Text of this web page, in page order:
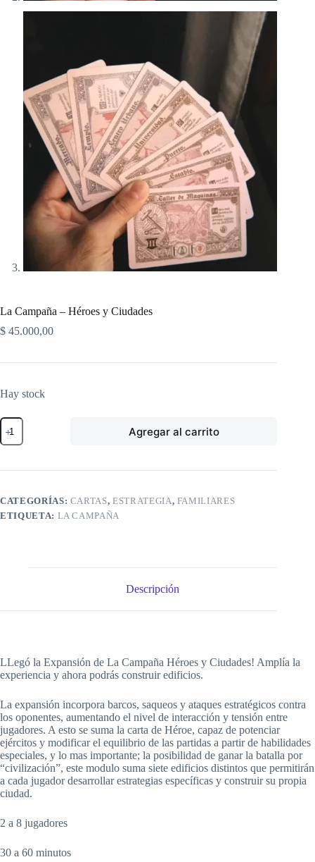
La Campaña – Héroes y Ciudades
$ 45.000,00
Hay stock
La
Campaña
–
y
Agregar al carrito
CATEGORÍAS: CARTAS,ESTRATEGIA, FAMILIARES
ETIQUETA: LA CAMPAÑA
Descripción
LLegó la Expansión de La Campaña Héroes y Ciudades! Amplía la
experiencia y ahora podrás construir edificios.
La expansión incorpora barcos, saqueos y ataques estratégicos contra
los oponentes, aumentando el nivel de interacción y tensión entre
jugadores. A esto se suma la carta de Héroe, capaz de potenciar
ejércitos y modificar el equilibrio de las partidas a partir de habilidades
especiales, y lo mas importante; la posibilidad de ganar la batalla por
“civilización”, este modulo suma siete edificios distintos que permitirán
a cada jugador desarrollar estrategias específicas y construir su propia
ciudad.
2 a 8 jugadores
30 a 60 minutos